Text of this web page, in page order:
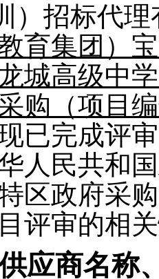
）招标代
育集团）
城高级中
购 （项目
已完成评
人民共和
特区政府采
评审的相
应商名称